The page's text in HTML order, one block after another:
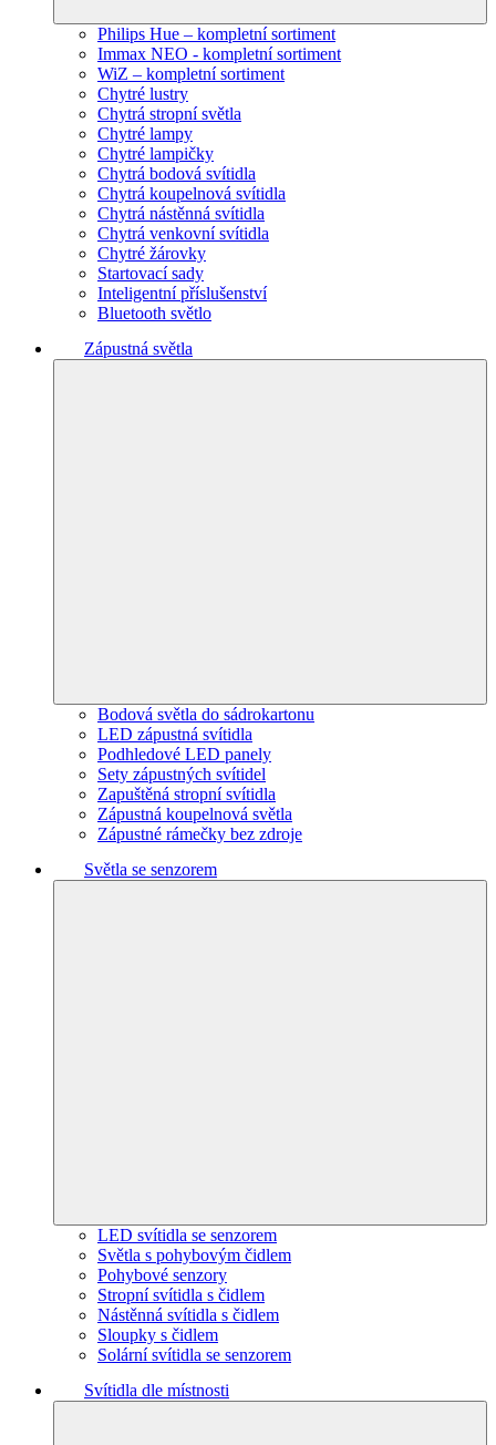
Philips Hue – kompletní sortiment
Immax NEO - kompletní sortiment
WiZ – kompletní sortiment
Chytré lustry
Chytrá stropní světla
Chytré lampy
Chytré lampičky
Chytrá bodová svítidla
Chytrá koupelnová svítidla
Chytrá nástěnná svítidla
Chytrá venkovní svítidla
Chytré žárovky
Startovací sady
Inteligentní příslušenství
Bluetooth světlo
Zápustná světla
Bodová světla do sádrokartonu
LED zápustná svítidla
Podhledové LED panely
Sety zápustných svítidel
Zapuštěná stropní svítidla
Zápustná koupelnová světla
Zápustné rámečky bez zdroje
Světla se senzorem
LED svítidla se senzorem
Světla s pohybovým čidlem
Pohybové senzory
Stropní svítidla s čidlem
Nástěnná svítidla s čidlem
Sloupky s čidlem
Solární svítidla se senzorem
Svítidla dle místnosti